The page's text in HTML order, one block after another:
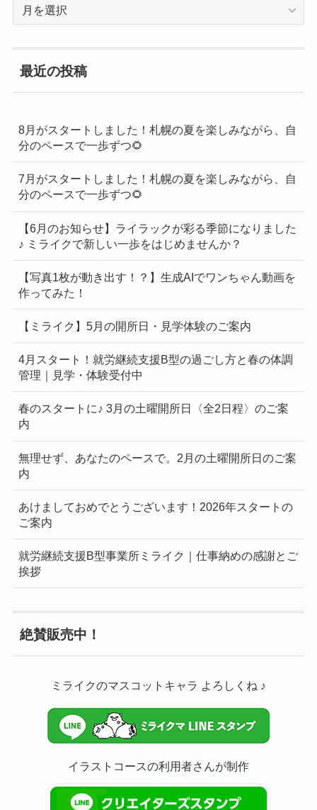
一
覧
最近の投稿
8月がスタートしました！札幌の夏を楽しみながら、自
分のペースで一歩ずつ🌻
7月がスタートしました！札幌の夏を楽しみながら、自
分のペースで一歩ずつ🌻
【6月のお知らせ】ライラックが彩る季節になりました
♪ ミライクで新しい一歩をはじめませんか？
【写真1枚が動き出す！？】生成AIでワンちゃん動画を
作ってみた！
【ミライク】5月の開所日・見学体験のご案内
4月スタート！就労継続支援B型の過ごし方と春の体調
管理｜見学・体験受付中
春のスタートに♪ 3月の土曜開所日〈全2日程〉のご案
内
無理せず、あなたのペースで。2月の土曜開所日のご案
内
あけましておめでとうございます！2026年スタートの
ご案内
就労継続支援B型事業所ミライク｜仕事納めの感謝とご
挨拶
絶賛販売中！
ミライクのマスコットキャラ よろしくね ♪
イラストコースの利用者さんが制作